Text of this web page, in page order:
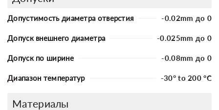
Допустимость диаметра отверстия -0.02mm до 0
Допуск внешнего диаметра -0.025mm до 0
Допуск по ширине -0.08mm до 0
Диапазон температур -30° to 200 °C
Материалы